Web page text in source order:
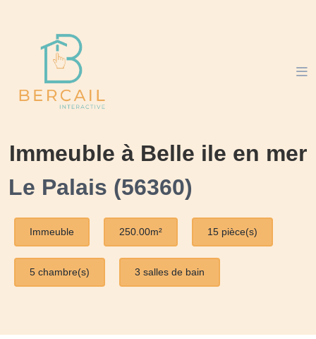
Immeuble à Belle ile en mer
Le Palais (56360)
Immeuble 250.00m² 15 pièce(s)
5 chambre(s) 3 salles de bain